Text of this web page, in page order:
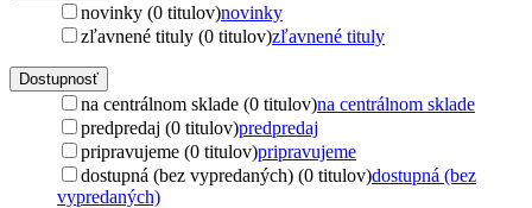
novinky (0 titulov)novinky
zľavnené tituly (0 titulov)zľavnené tituly
Dostupnosť
na centrálnom sklade (0 titulov)na centrálnom sklade
predpredaj (0 titulov)predpredaj
pripravujeme (0 titulov)pripravujeme
dostupná (bez vypredaných) (0 titulov)dostupná (bez
vypredaných)